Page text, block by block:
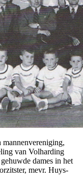
van Volharding
dames in het
mevr. Huys-